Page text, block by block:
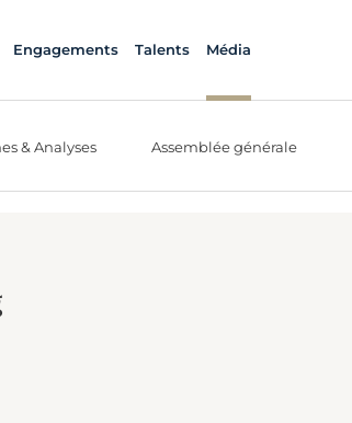
Engagements Talents Média
& Analyses Assemblée générale